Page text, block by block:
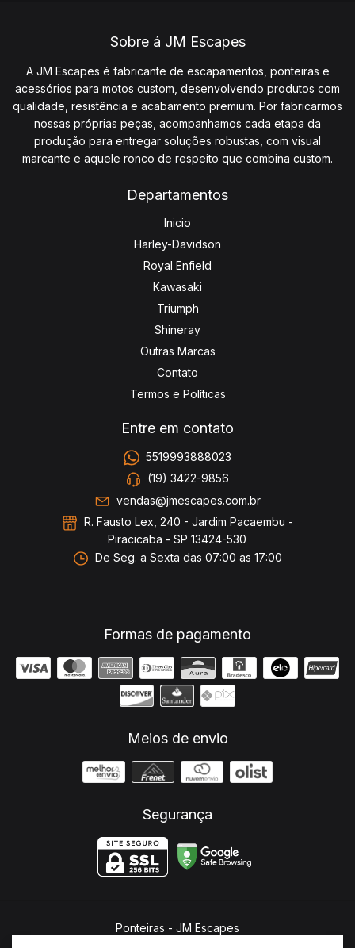
Sobre á JM Escapes
A JM Escapes é fabricante de escapamentos, ponteiras e
acessórios para motos custom, desenvolvendo produtos com
qualidade, resistência e acabamento premium. Por fabricarmos
nossas próprias peças, acompanhamos cada etapa da
produção para entregar soluções robustas, com visual
marcante e aquele ronco de respeito que combina custom.
Departamentos
Inicio
Harley-Davidson
Royal Enfield
Kawasaki
Triumph
Shineray
Outras Marcas
Contato
Termos e Políticas
Entre em contato
5519993888023
(19) 3422-9856
vendas@jmescapes.com.br
R. Fausto Lex, 240 - Jardim Pacaembu -
Piracicaba - SP 13424-530
De Seg. a Sexta das 07:00 as 17:00
Formas de pagamento
Meios de envio
Segurança
Ponteiras - JM Escapes